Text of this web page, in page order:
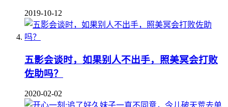
2019-10-12
五影会谈时，如果别人不出手，照美冥会打败
佐助吗？
2020-02-02